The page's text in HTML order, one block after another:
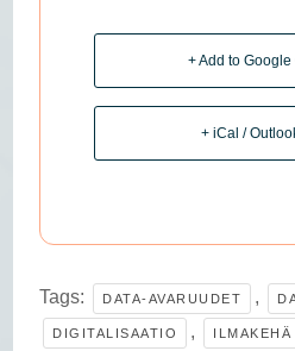
+ Add to
+ iCal /
Tags: DATA-AVARUUDET ,
DIGITALISAATIO , ILMAKEHÄ